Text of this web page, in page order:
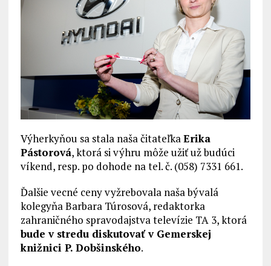
Výherkyňou sa stala naša čitateľkaErika
Pástorová, ktorá si výhru môže užiť už budúci
víkend, resp. po dohode na tel. č. (058) 7331 661.
Ďalšie vecné ceny vyžrebovala naša bývalá
kolegyňa Barbara Túrosová, redaktorka
zahraničného spravodajstva televízie TA 3, ktorá
bude v stredu diskutovať v Gemerskej
knižnici P. Dobšinského.